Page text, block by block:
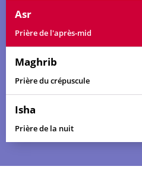
Asr
Prière de l'après-mid
Maghrib
Prière du crépuscule
Isha
Prière de la nuit